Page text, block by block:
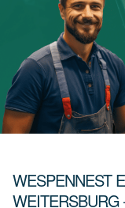
WESPENNEST
WEITERSBURG